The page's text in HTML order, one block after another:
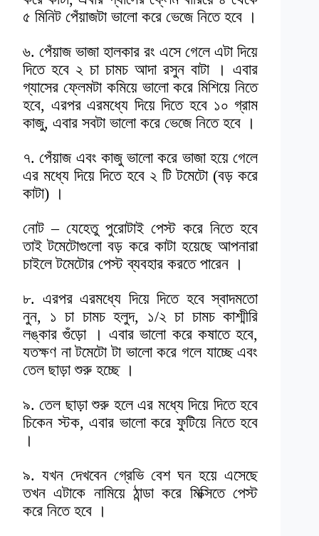
৫ মিনিট পেঁয়াজটা ভালো করে ভেজে নিতে হবে ।
৬. পেঁয়াজ ভাজা হালকার রং এসে গেলে এটা দিয়ে
দিতে হবে ২ চা চামচ আদা রসুন বাটা । এবার
গ্যাসের ফ্লেমটা কমিয়ে ভালো করে মিশিয়ে নিতে
হবে, এরপর এরমধ্যে দিয়ে দিতে হবে ১০ গ্রাম
কাজু, এবার সবটা ভালো করে ভেজে নিতে হবে ।
৭. পেঁয়াজ এবং কাজু ভালো করে ভাজা হয়ে গেলে
এর মধ্যে দিয়ে দিতে হবে ২ টি টমেটো (বড় করে
কাটা) ।
নোট – যেহেতু পুরোটাই পেস্ট করে নিতে হবে
তাই টমেটোগুলো বড় করে কাটা হয়েছে আপনারা
চাইলে টমেটোর পেস্ট ব্যবহার করতে পারেন ।
৮. এরপর এরমধ্যে দিয়ে দিতে হবে স্বাদমতো
নুন, ১ চা চামচ হলুদ, ১/২ চা চামচ কাশ্মীরি
লঙ্কার গুঁড়ো । এবার ভালো করে কষাতে হবে,
যতক্ষণ না টমেটো টা ভালো করে গলে যাচ্ছে এবং
তেল ছাড়া শুরু হচ্ছে ।
৯. তেল ছাড়া শুরু হলে এর মধ্যে দিয়ে দিতে হবে
চিকেন স্টক, এবার ভালো করে ফুটিয়ে নিতে হবে
।
৯. যখন দেখবেন গ্রেভি বেশ ঘন হয়ে এসেছে
তখন এটাকে নামিয়ে ঠান্ডা করে মিক্সিতে পেস্ট
করে নিতে হবে ।